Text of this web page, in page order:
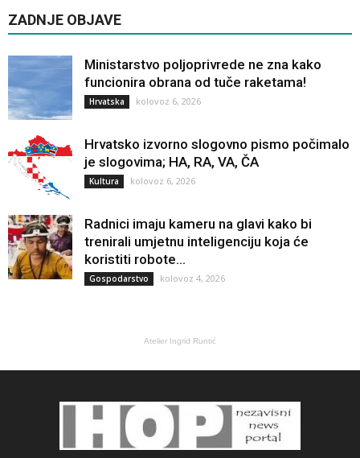
ZADNJE OBJAVE
Ministarstvo poljoprivrede ne zna kako
funcionira obrana od tuče raketama!
Hrvatska kolovoz 6, 2026
Hrvatsko izvorno slogovno pismo počimalo
je slogovima; HA, RA, VA, ČA
Kultura kolovoz 6, 2026
Radnici imaju kameru na glavi kako bi
trenirali umjetnu inteligenciju koja će
koristiti robote...
Gospodarstvo kolovoz 4, 2026
Atelier Ingrid Runtić